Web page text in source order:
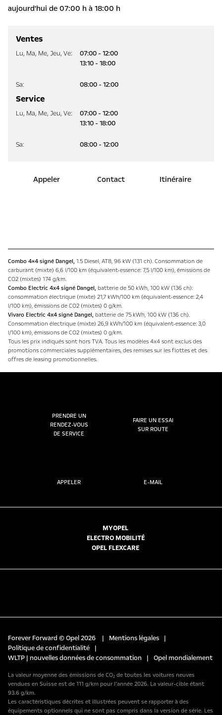
aujourd'hui de 07:00 h à 18:00 h
Ventes
Lu, Ma, Me, Jeu, Ve:
07:00 - 12:00
13:10 - 18:00
Sa: 08:00 - 12:00
Service
Lu, Ma, Me, Jeu, Ve:
07:00 - 12:00
13:10 - 18:00
Sa: 08:00 - 12:00
Appeler Contact Itinéraire
Combo 4×4 signé Dangel, 1.5 Diesel, AT8, 96 kW (131 ch). Consommation de
carburant (mixte) 6,6 l/100 km (équivalent-essence: 7,5 l/100 km), émissions de
CO2 (mixtes) 174 g/km.
Combo Electric 4x4 signé Dangel, batterie de 50 kWh, 100 kW (136 ch):
consommation électrique (mixte) 21,7 kWh/100 km (équivalent-essence: 2,4
l/100 km), émissions de CO2 (mixtes) 0 g/km.
Vivaro Electric 4x4 signé Dangel, batterie de 75 kWh, 100 kW (136 ch).
Consommation électrique (mixte) 26,9 kWh/100 km (équivalent-essence: 3,0
l/100 km), émissions de CO2 (mixtes) 0 g/km.
Tous les prix indiqués sont hors TVA. Tous les modèles 4x4 sont exclus des
promotions commerciales supplémentaires, des remises sur les flottes et des
offres de leasing promotionnelles.
PRENDRE UN
RENDEZ-VOUS
DE SERVICE
FAIRE UN ESSAI
SUR ROUTE
APPELER E-MAIL
MYOPEL
ELECTRO MOBILITÉ
OPEL FLEXCARE
Forever Forward © Opel 2026 | Mentions légales
|
Politique de confidentialité
|
WLTP | nouvelles données de consommation
| Opel mondialement
La valeur moyenne des émissions de CO₂ de toutes les voitures neuves
vendues en Suisse est de 111 g/km pour l’année 2026. La valeur-cible étant
93.6 g/km.
Les caractéristiques décrites et illustrées peuvent se rapporter à des
équipements optionnels qui ne sont pas compris dans la version de série. Les